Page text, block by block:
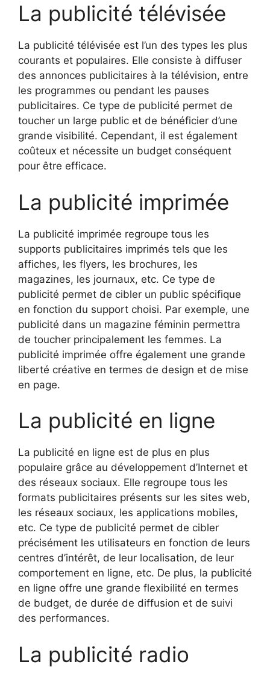
La publicité télévisée
La publicité télévisée est l’un des types les plus
courants et populaires. Elle consiste à diffuser
des annonces publicitaires à la télévision, entre
les programmes ou pendant les pauses
publicitaires. Ce type de publicité permet de
toucher un large public et de bénéficier d’une
grande visibilité. Cependant, il est également
coûteux et nécessite un budget conséquent
pour être efficace.
La publicité imprimée
La publicité imprimée regroupe tous les
supports publicitaires imprimés tels que les
affiches, les flyers, les brochures, les
magazines, les journaux, etc. Ce type de
publicité permet de cibler un public spécifique
en fonction du support choisi. Par exemple, une
publicité dans un magazine féminin permettra
de toucher principalement les femmes. La
publicité imprimée offre également une grande
liberté créative en termes de design et de mise
en page.
La publicité en ligne
La publicité en ligne est de plus en plus
populaire grâce au développement d’Internet et
des réseaux sociaux. Elle regroupe tous les
formats publicitaires présents sur les sites web,
les réseaux sociaux, les applications mobiles,
etc. Ce type de publicité permet de cibler
précisément les utilisateurs en fonction de leurs
centres d’intérêt, de leur localisation, de leur
comportement en ligne, etc. De plus, la publicité
en ligne offre une grande flexibilité en termes
de budget, de durée de diffusion et de suivi
des performances.
La publicité radio